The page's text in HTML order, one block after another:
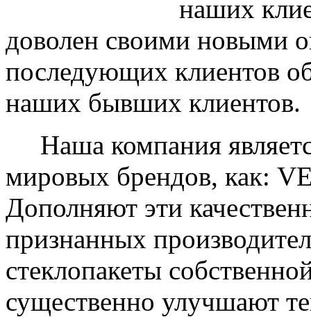
наших
доволен своими новыми
последующих клиентов
наших бывших клиентов.
Наша компания
мировых брендов, как:
Дополняют эти
признанных
стеклопакеты
существенно улучшают